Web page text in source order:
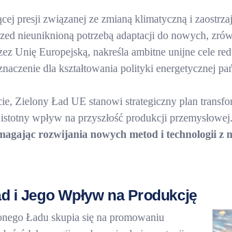
presji związanej ze zmianą klimatyczną i
nieuniknioną potrzebą adaptacji do nowych,
Unię Europejską, nakreśla ambitne unijne cele
dla kształtowania polityki energetycznej
Zielony Ład UE stanowi strategiczny plan
wpływ na przyszłość produkcji przemysłowej.
rozwijania nowych metod i technologii z
i Jego Wpływ na Produkcję
Ładu skupia się na promowaniu